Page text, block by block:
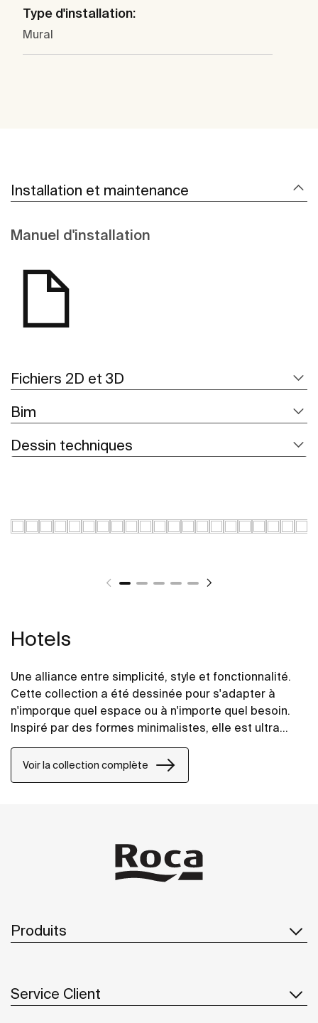
Type d'installation:
Mural
Installation et maintenance
Manuel d'installation
Fichiers 2D et 3D
Bim
Dessin techniques
Hotels
Une alliance entre simplicité, style et fonctionnalité.
Cette collection a été dessinée pour s'adapter à
n'imporque quel espace ou à n'importe quel besoin.
Inspiré par des formes minimalistes, elle est ultra
modulable. C'est une solution pour tous les projets de
grandes ou de petite envergure, qu'ils soient
publiques ou privés.
Voir la collection complète
Produits
Service Client